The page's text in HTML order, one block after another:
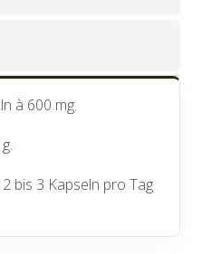
à 600 mg.
bis 3 Kapseln pro Tag